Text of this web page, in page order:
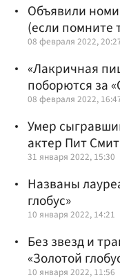
Объявили
(если помните
08 февраля 2022,
«Лакричная
поборются за
08 февраля 2022,
Умер
актер Пит Смит
31 января 2022, 15:30
Названы
глобус»
10 января 2022, 14:21
Без звезд и
«Золотой
10 января 2022, 11:56